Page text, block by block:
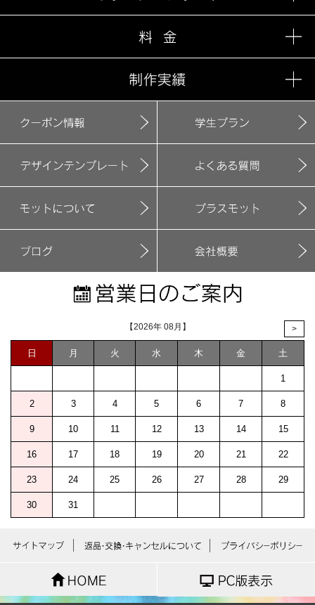
【2026年 08月】 >
日 月 火 水 木 金 土
1
2 3 4 5 6 7 8
9 10 11 12 13 14 15
16 17 18 19 20 21 22
23 24 25 26 27 28 29
30 31